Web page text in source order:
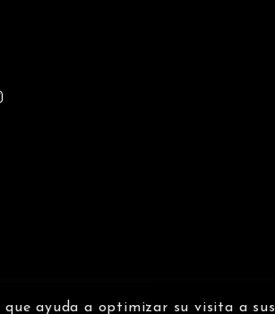
ayuda a optimizar su visita a sus